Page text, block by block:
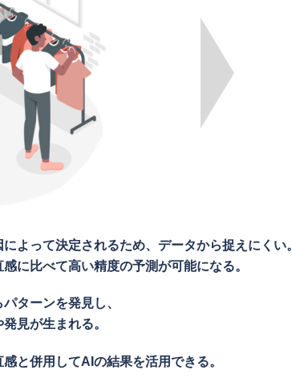
よって決定されるため、データから捉えにくい。
に比べて高い精度の予測が可能になる。
ターンを発見し、
見が生まれる。
と併用してAIの結果を活用できる。